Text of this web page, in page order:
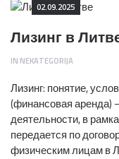
02.09.2025
Лизинг в
IN NEKATEGORIJA
Лизинг: понятие,
(финансовая аренда)
деятельности, в
передается по
физическим лицам в